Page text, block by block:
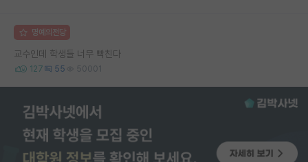
명예의전당
교수인데 학생들 너무 빡친다
127 55 50001